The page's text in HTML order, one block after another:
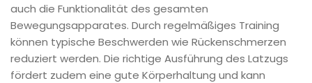
auch die Funktionalität des gesamten
Bewegungsapparates. Durch regelmäßiges Training
können typische Beschwerden wie Rückenschmerzen
reduziert werden. Die richtige Ausführung des Latzugs
fördert zudem eine gute Körperhaltung und kann